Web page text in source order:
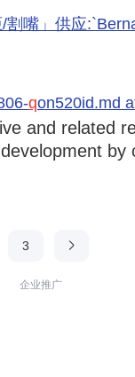
/割嘴」供应
qon520id.md
and related
3
企业推广